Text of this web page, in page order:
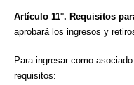
Artículo 11°. Requisitos
aprobará los ingresos y
Para ingresar como
requisitos: